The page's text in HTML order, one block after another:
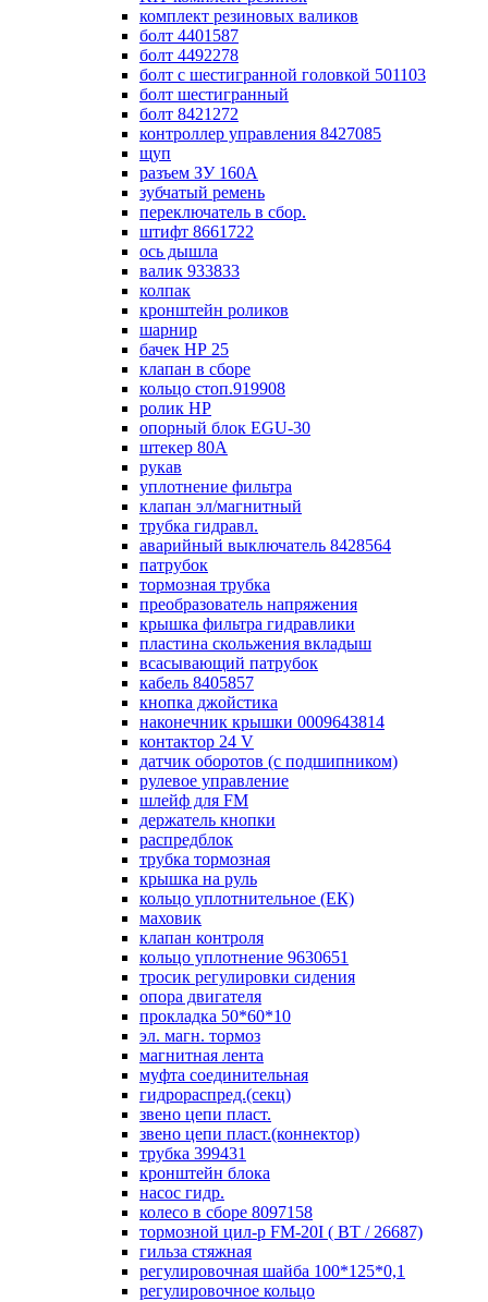
комплект резиновых валиков
болт 4401587
болт 4492278
болт с шестигранной головкой 501103
болт шестигранный
болт 8421272
контроллер управления 8427085
щуп
разъем ЗУ 160А
зубчатый ремень
переключатель в сбор.
штифт 8661722
ось дышла
валик 933833
колпак
кронштейн роликов
шарнир
бачек НР 25
клапан в сборе
кольцо стоп.919908
ролик НР
опорный блок EGU-30
штекер 80А
рукав
уплотнение фильтра
клапан эл/магнитный
трубка гидравл.
аварийный выключатель 8428564
патрубок
тормозная трубка
преобразователь напряжения
крышка фильтра гидравлики
пластина скольжения вкладыш
всасывающий патрубок
кабель 8405857
кнопка джойстика
наконечник крышки 0009643814
контактор 24 V
датчик оборотов (с подшипником)
рулевое управление
шлейф для FM
держатель кнопки
распредблок
трубка тормозная
крышка на руль
кольцо уплотнительное (ЕК)
маховик
клапан контроля
кольцо уплотнение 9630651
тросик регулировки сидения
опора двигателя
прокладка 50*60*10
эл. магн. тормоз
магнитная лента
муфта соединительная
гидрораспред.(секц)
звено цепи пласт.
звено цепи пласт.(коннектор)
трубка 399431
кронштейн блока
насос гидр.
колесо в сборе 8097158
тормозной цил-р FM-20I ( ВТ / 26687)
гильза стяжная
регулировочная шайба 100*125*0,1
регулировочное кольцо